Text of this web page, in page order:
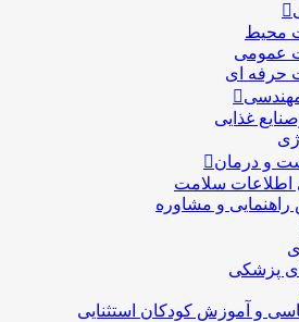
محیط
عمومی
حرفه ای
غذایی
و درمان
اطلاعات سلامت
راهنمایی و مشاوره
پزشکی
و آموزش کودکان استثنایی